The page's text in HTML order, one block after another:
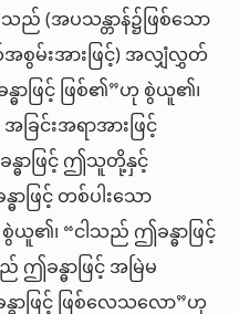
(အပသန္တာန်၌ဖြစ်သော
အစွမ်းအားဖြင့်) အလျှံလွှတ်
ာဖြင့် ဖြစ်၏”ဟု စွဲယူ၏၊
ြင်းအရာအားဖြင့်
ဓာဖြင့် ဤသူတို့နှင့်
ြင့် တစ်ပါးသော
ယူ၏၊ “ငါသည် ဤခန္ဓာဖြင့်
န္ဓာဖြင့် အမြဲမ
ဖြင့် ဖြစ်လေသလော”ဟု